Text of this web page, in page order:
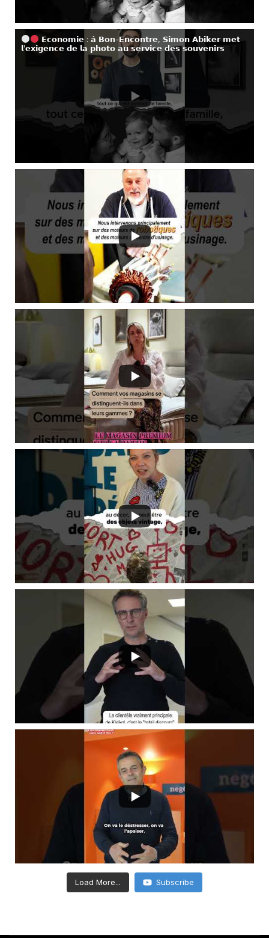
𝗘𝗰𝗼𝗻𝗼𝗺𝗶𝗲 : 𝗮̀ 𝗕𝗼𝗻-𝗘𝗻𝗰𝗼𝗻𝘁𝗿𝗲, 𝗦𝗶𝗺𝗼𝗻 𝗔𝗯𝗶𝗸𝗲𝗿 𝗺𝗲𝘁
𝗹’𝗲𝘅𝗶𝗴𝗲𝗻𝗰𝗲 𝗱𝗲 𝗹𝗮 𝗽𝗵𝗼𝘁𝗼 𝗮𝘂 𝘀𝗲𝗿𝘃𝗶𝗰𝗲 𝗱𝗲𝘀 𝘀𝗼𝘂𝘃𝗲𝗻𝗶𝗿𝘀
Load More... Subscribe